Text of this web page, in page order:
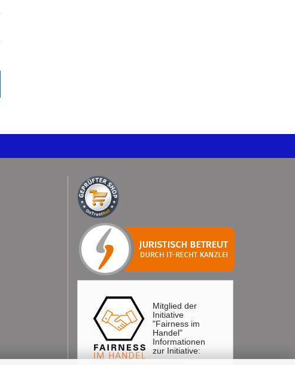
Mitglied der
Initiative
"Fairness im
Handel"
Informationen
zur Initiative: